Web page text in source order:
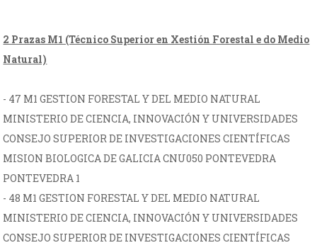
2 Prazas M1 (Técnico Superior en Xestión Forestal e do Medio
Natural)
- 47 M1 GESTION FORESTAL Y DEL MEDIO NATURAL
MINISTERIO DE CIENCIA, INNOVACIÓN Y UNIVERSIDADES
CONSEJO SUPERIOR DE INVESTIGACIONES CIENTÍFICAS
MISION BIOLOGICA DE GALICIA CNU050 PONTEVEDRA
PONTEVEDRA 1
- 48 M1 GESTION FORESTAL Y DEL MEDIO NATURAL
MINISTERIO DE CIENCIA, INNOVACIÓN Y UNIVERSIDADES
CONSEJO SUPERIOR DE INVESTIGACIONES CIENTÍFICAS